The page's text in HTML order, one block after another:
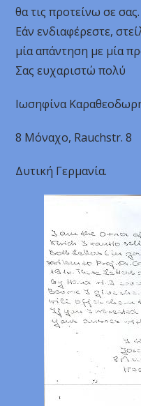
θα τις προτείνω σε σας.
Εάν ενδιαφέρεστε,
μία απάντηση με μία
Σας ευχαριστώ πολύ
Ιωσηφίνα
8 Μόναχο, Rauchstr. 8
Δυτική Γερμανία.